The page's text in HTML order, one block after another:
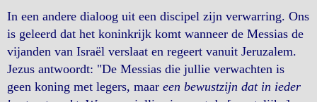
In een andere dialoog uit een discipel zijn verwarring. Ons
is geleerd dat het koninkrijk komt wanneer de Messias de
vijanden van Israël verslaat en regeert vanuit Jeruzalem.
Jezus antwoordt: "De Messias die jullie verwachten is
geen koning met legers, maar een bewustzijn dat in ieder